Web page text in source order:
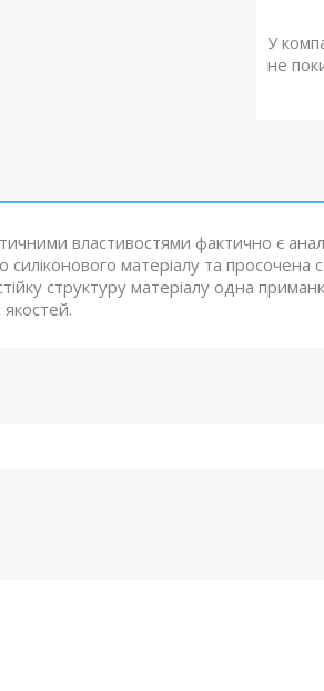
У
не
властивостями фактично є
матеріалу та просочена
структуру матеріалу одна